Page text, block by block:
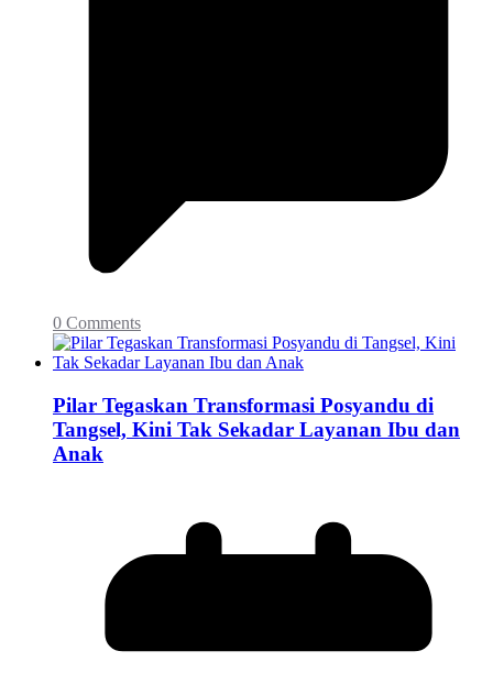
0 Comments
Pilar Tegaskan Transformasi Posyandu di
Tangsel, Kini Tak Sekadar Layanan Ibu dan
Anak